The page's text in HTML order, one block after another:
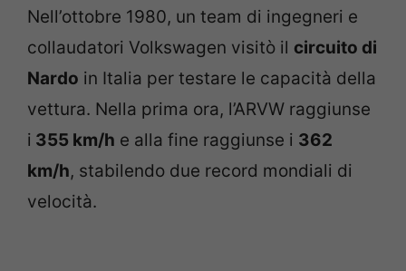
Nell’ottobre 1980, un team di ingegneri e
collaudatori Volkswagen visitò il circuito di
Nardo in Italia per testare le capacità della
vettura. Nella prima ora, l’ARVW raggiunse
i 355 km/h e alla fine raggiunse i 362
km/h, stabilendo due record mondiali di
velocità.